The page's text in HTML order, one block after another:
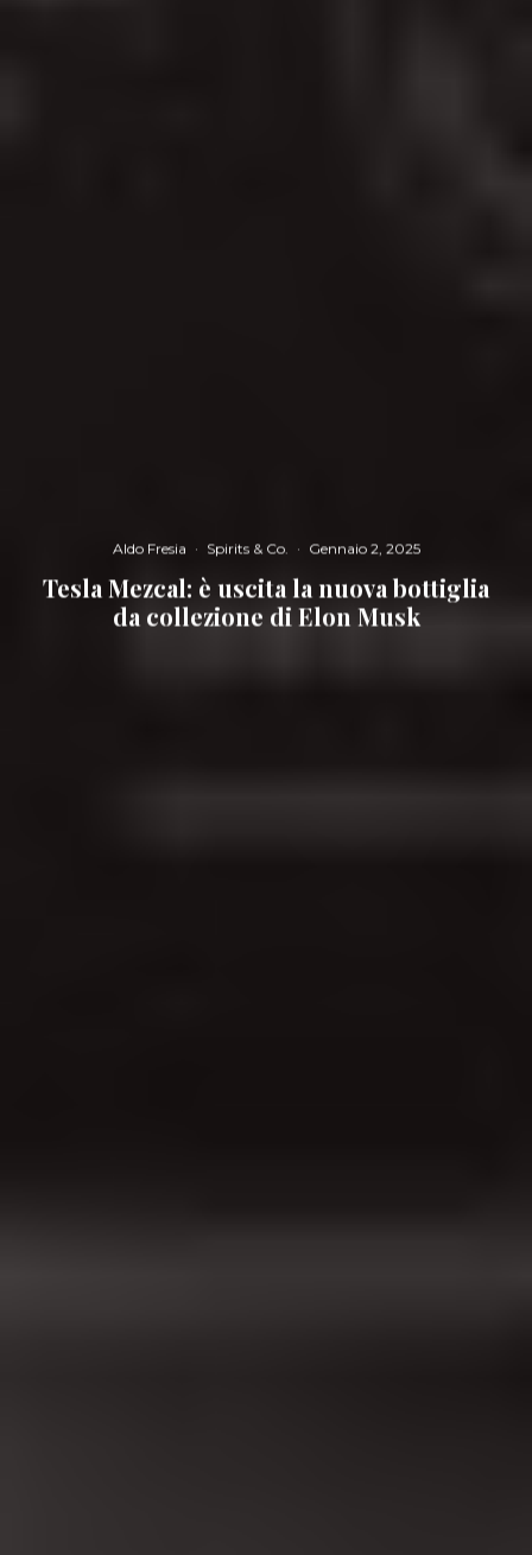
Aldo Fresia · Spirits & Co. · Gennaio 2, 2025
Tesla Mezcal: è uscita la nuova bottiglia
da collezione di Elon Musk